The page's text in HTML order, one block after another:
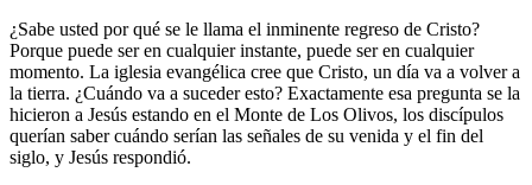
¿Sabe usted por qué se le llama el inminente regreso de Cristo?
Porque puede ser en cualquier instante, puede ser en cualquier
momento. La iglesia evangélica cree que Cristo, un día va a volver a
la tierra. ¿Cuándo va a suceder esto? Exactamente esa pregunta se la
hicieron a Jesús estando en el Monte de Los Olivos, los discípulos
querían saber cuándo serían las señales de su venida y el fin del
siglo, y Jesús respondió.